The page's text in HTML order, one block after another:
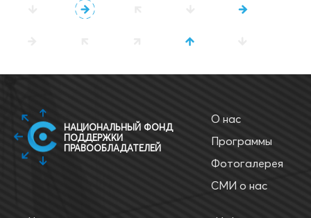
НАЦИОНАЛЬНЫЙ ФОНД
ПОДДЕРЖКИ
ПРАВООБЛАДАТЕЛЕЙ
О нас
Программы
Фотогалерея
СМИ о нас